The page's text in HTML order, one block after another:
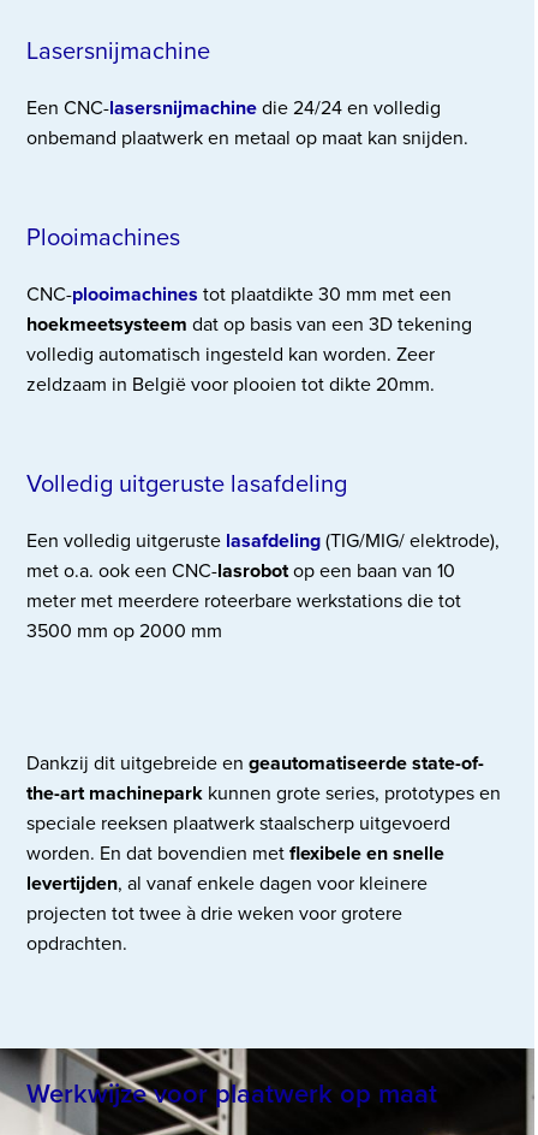
Lasersnijmachine
Een CNC-lasersnijmachinedie 24/24 en volledig
onbemand plaatwerk en metaal op maat kan snijden.
Plooimachines
CNC-plooimachines tot plaatdikte 30 mm met een
hoekmeetsysteem dat op basis van een 3D tekening
volledig automatisch ingesteld kan worden. Zeer
zeldzaam in België voor plooien tot dikte 20mm.
Volledig uitgeruste lasafdeling
Een volledig uitgeruste lasafdeling(TIG/MIG/ elektrode),
met o.a. ook een CNC-lasrobotop een baan van 10
meter met meerdere roteerbare werkstations die tot
3500 mm op 2000 mm
Dankzij dit uitgebreide engeautomatiseerde state-of-
the-art machinepark kunnen grote series, prototypes en
speciale reeksen plaatwerk staalscherp uitgevoerd
worden. En dat bovendien metflexibele en snelle
levertijden, al vanaf enkele dagen voor kleinere
projecten tot twee à drie weken voor grotere
opdrachten.
Werkwijze voor plaatwerk op maat